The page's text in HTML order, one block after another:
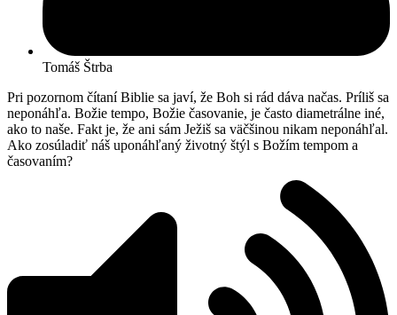
Tomáš Štrba
Pri pozornom čítaní Biblie sa javí, že Boh si rád dáva načas. Príliš sa
neponáhľa. Božie tempo, Božie časovanie, je často diametrálne iné,
ako to naše. Fakt je, že ani sám Ježiš sa väčšinou nikam neponáhľal.
Ako zosúladiť náš uponáhľaný životný štýl s Božím tempom a
časovaním?